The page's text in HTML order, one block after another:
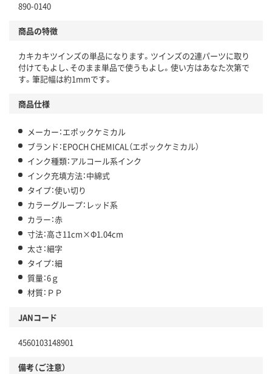
890-0140
商品の特徴
カキカキツインズの単品になります。ツインズの2連パーツに取り
付けてもよし、そのまま単品で使うもよし。使い方はあなた次第で
す。筆記幅は約1mmです。
商品仕様
メーカー：エポックケミカル
ブランド：EPOCH CHEMICAL（エポックケミカル）
インク種類：アルコール系インク
インク充填方法：中綿式
タイプ：使い切り
カラーグループ：レッド系
カラー：赤
寸法：高さ11cm×Φ1.04cm
太さ：細字
タイプ：細
質量：6ｇ
材質：ＰＰ
JANコード
4560103148901
備考（ご注意）